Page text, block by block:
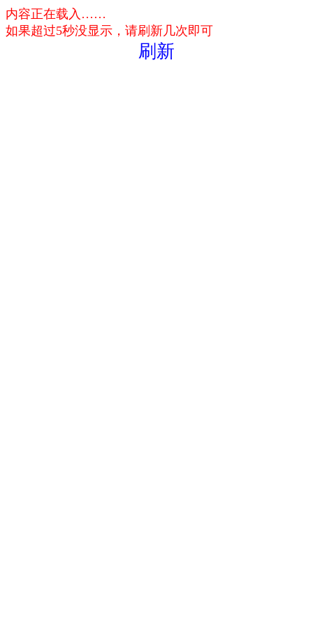
内容正在载入……
如果超过5秒没显示，请刷新几次即可
刷新